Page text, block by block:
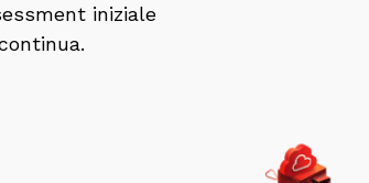
iniziale